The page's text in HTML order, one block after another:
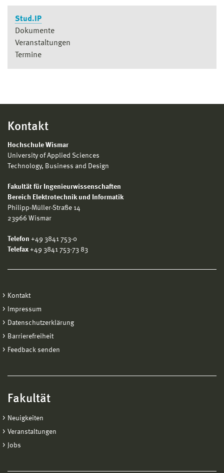
Stud.IP
Dokumente
Veranstaltungen
Termine
Kontakt
Hochschule Wismar
University of Applied Sciences
Technology, Business and Design
Fakultät für Ingenieurwissenschaften
Bereich Elektrotechnik und Informatik
Philipp-Müller-Straße 14
23966 Wismar
Telefon +49 3841 753-0
Telefax +49 3841 753-73 83
Kontakt
Impressum
Datenschutzerklärung
Barrierefreiheit
Feedback senden
Fakultät
Neuigkeiten
Veranstaltungen
Jobs